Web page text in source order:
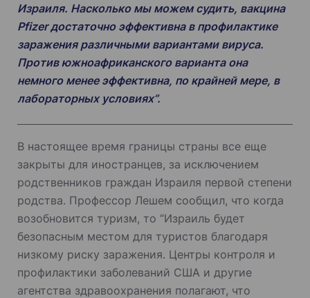
Израиля. Насколько мы можем судить, вакцина
Pfizer достаточно эффективна в профилактике
заражения различными вариантами вируса.
Против южноафриканского варианта она
немного менее эффективна, по крайней мере, в
лабораторных условиях”.
В настоящее время границы страны все еще
закрыты для иностранцев, за исключением
родственников граждан Израиля первой степени
родства. Профессор Лешем сообщил, что когда
возобновится туризм, то “Израиль будет
безопасным местом для туристов благодаря
низкому риску заражения. Центры контроля и
профилактики заболеваний США и другие
агентства здравоохранения полагают, что